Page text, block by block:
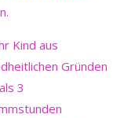
Kind aus
Gründen
3